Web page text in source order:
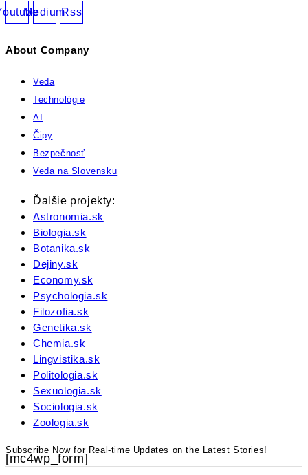
MediumRss
About Company
Veda
Technológie
AI
Čipy
Bezpečnosť
Veda na Slovensku
Ďalšie projekty:
Astronomia.sk
Biologia.sk
Botanika.sk
Dejiny.sk
Economy.sk
Psychologia.sk
Filozofia.sk
Genetika.sk
Chemia.sk
Lingvistika.sk
Politologia.sk
Sexuologia.sk
Sociologia.sk
Zoologia.sk
Subscribe Now for Real-time Updates on the Latest Stories!
[mc4wp_form]